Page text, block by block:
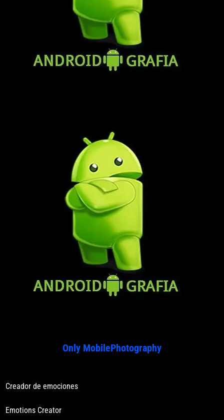
Only MobilePhotography
Creador de emociones
Emotions Creator